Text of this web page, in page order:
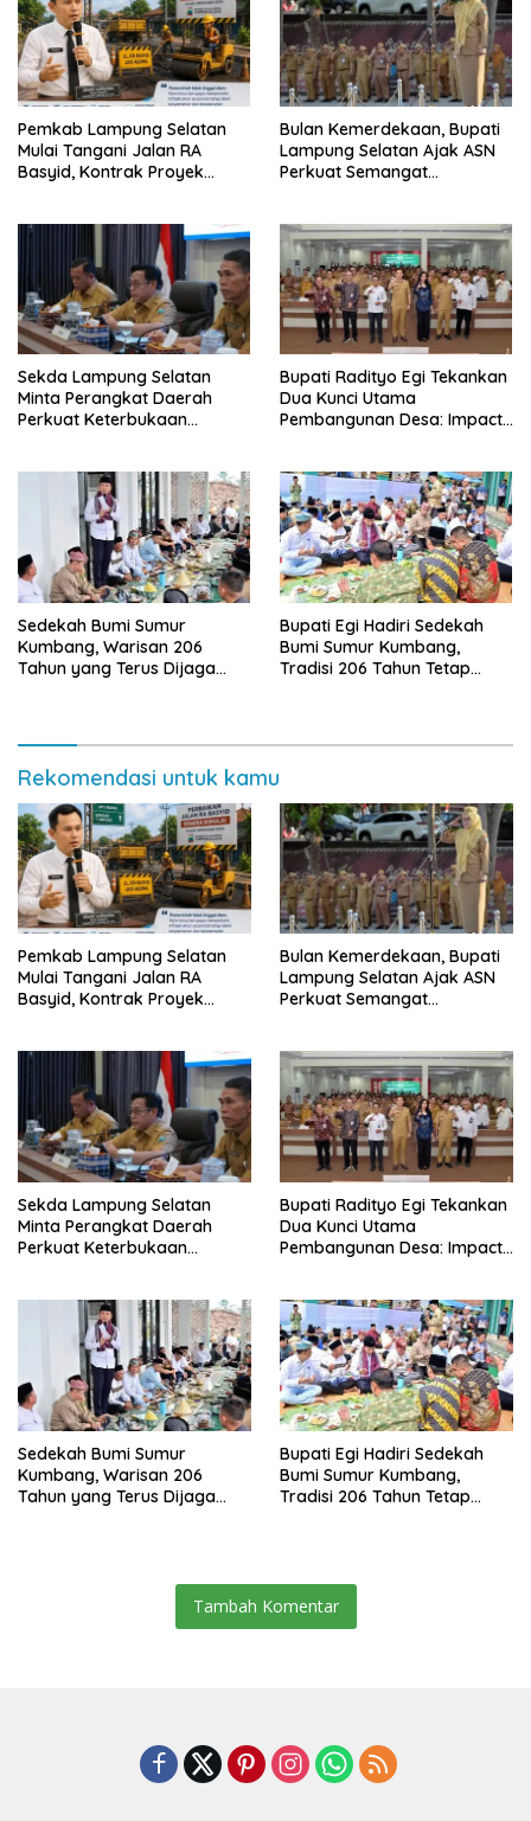
Pemkab Lampung Selatan
Mulai Tangani Jalan RA
Basyid, Kontrak Proyek
Bulan Kemerdekaan, Bupati
Lampung Selatan Ajak ASN
Perkuat Semangat
Sekda Lampung Selatan
Minta Perangkat Daerah
Perkuat Keterbukaan
Bupati Radityo Egi Tekankan
Dua Kunci Utama
Pembangunan Desa: Impact
Sedekah Bumi Sumur
Kumbang, Warisan 206
Tahun yang Terus Dijaga
Bupati Egi Hadiri Sedekah
Bumi Sumur Kumbang,
Tradisi 206 Tahun Tetap
Rekomendasi untuk kamu
Pemkab Lampung Selatan
Mulai Tangani Jalan RA
Basyid, Kontrak Proyek
Bulan Kemerdekaan, Bupati
Lampung Selatan Ajak ASN
Perkuat Semangat
Sekda Lampung Selatan
Minta Perangkat Daerah
Perkuat Keterbukaan
Bupati Radityo Egi Tekankan
Dua Kunci Utama
Pembangunan Desa: Impact
Sedekah Bumi Sumur
Kumbang, Warisan 206
Tahun yang Terus Dijaga
Bupati Egi Hadiri Sedekah
Bumi Sumur Kumbang,
Tradisi 206 Tahun Tetap
Tambah Komentar